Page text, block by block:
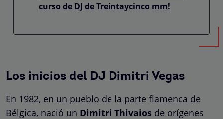
curso de DJ de Treintaycinco mm!
Los inicios del DJ Dimitri Vegas
En 1982, en un pueblo de la parte flamenca de
Bélgica, nació un Dimitri Thivaios de orígenes